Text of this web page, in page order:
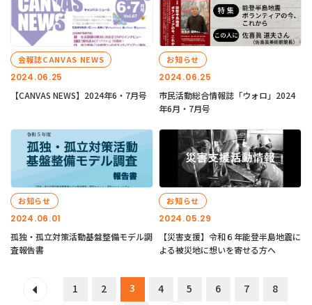
2024.06.25
会報誌CANVAS NEWS
【CANVAS NEWS】2024年6・7月号
2024.06.25
お知らせ
市民活動総合情報誌「ウォロ」2024
年6月・7月号
2024.06.01
お知らせ
孤独・孤立対策活動基盤整備モデル調
査報告書
2024.05.29
お知らせ
【災害支援】令和６年能登半島地震に
よる被災地に想いを寄せる方へ
1 2 3 4 5 6 7
8